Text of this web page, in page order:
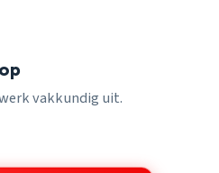
vakkundig uit.